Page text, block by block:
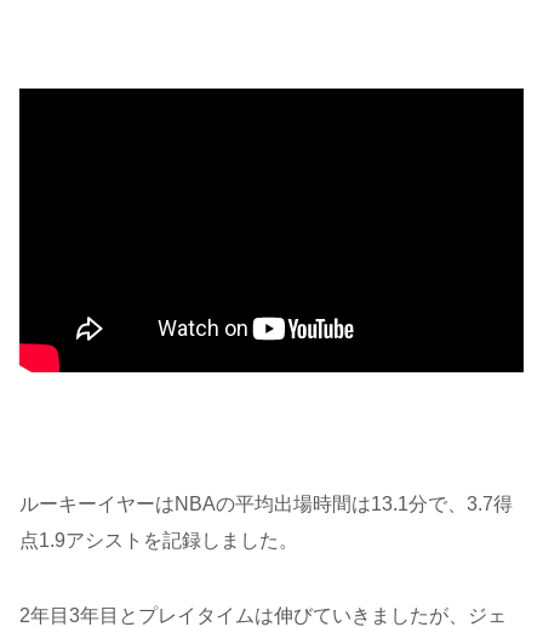
ルーキーイヤーはNBAの平均出場時間は13.1分で、3.7得
点1.9アシストを記録しました。
2年目3年目とプレイタイムは伸びていきましたが、ジェ